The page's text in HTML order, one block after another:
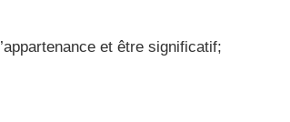
et être significatif;